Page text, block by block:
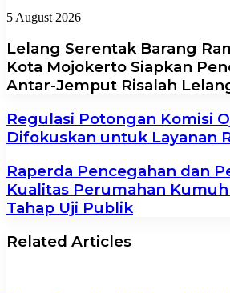
5 August 2026
Lelang Serentak Barang
Kota Mojokerto Siapkan
Antar-Jemput Risalah
Regulasi Potongan Komisi
Difokuskan untuk Layanan
Raperda Pencegahan dan
Kualitas Perumahan
Tahap Uji Publik
Related Articles